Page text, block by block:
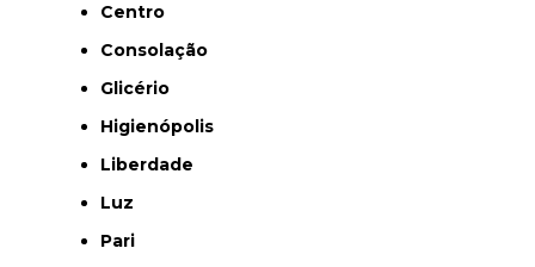
Centro
Consolação
Glicério
Higienópolis
Liberdade
Luz
Pari